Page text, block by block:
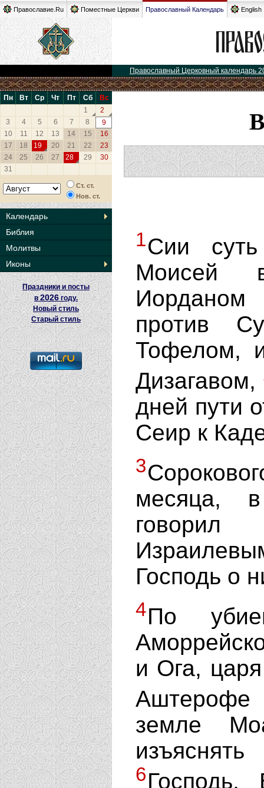
Православие.Ru Поместные Церкви Православный Календарь English
Православный Церковный календарь
Пн Вт Ср Чт Пт Сб
Вс
1
2
3
4 5 6 7 8
9
10
11 12 13 14 15
16
17
18 19 20 21 22
23
24
25 26 27 28 29
30
31
Ст. ст.
Нов. ст.
Календарь
Библия
Молитвы
Иконы
Праздники и посты
в2026 году.
Новый стиль
Старый стиль
1Сии
Моисей
против
Тофелом,
Дизагавом,
дней пути
Сеир к
3
месяца,
Господь о
4По
и Ога,
земле
6